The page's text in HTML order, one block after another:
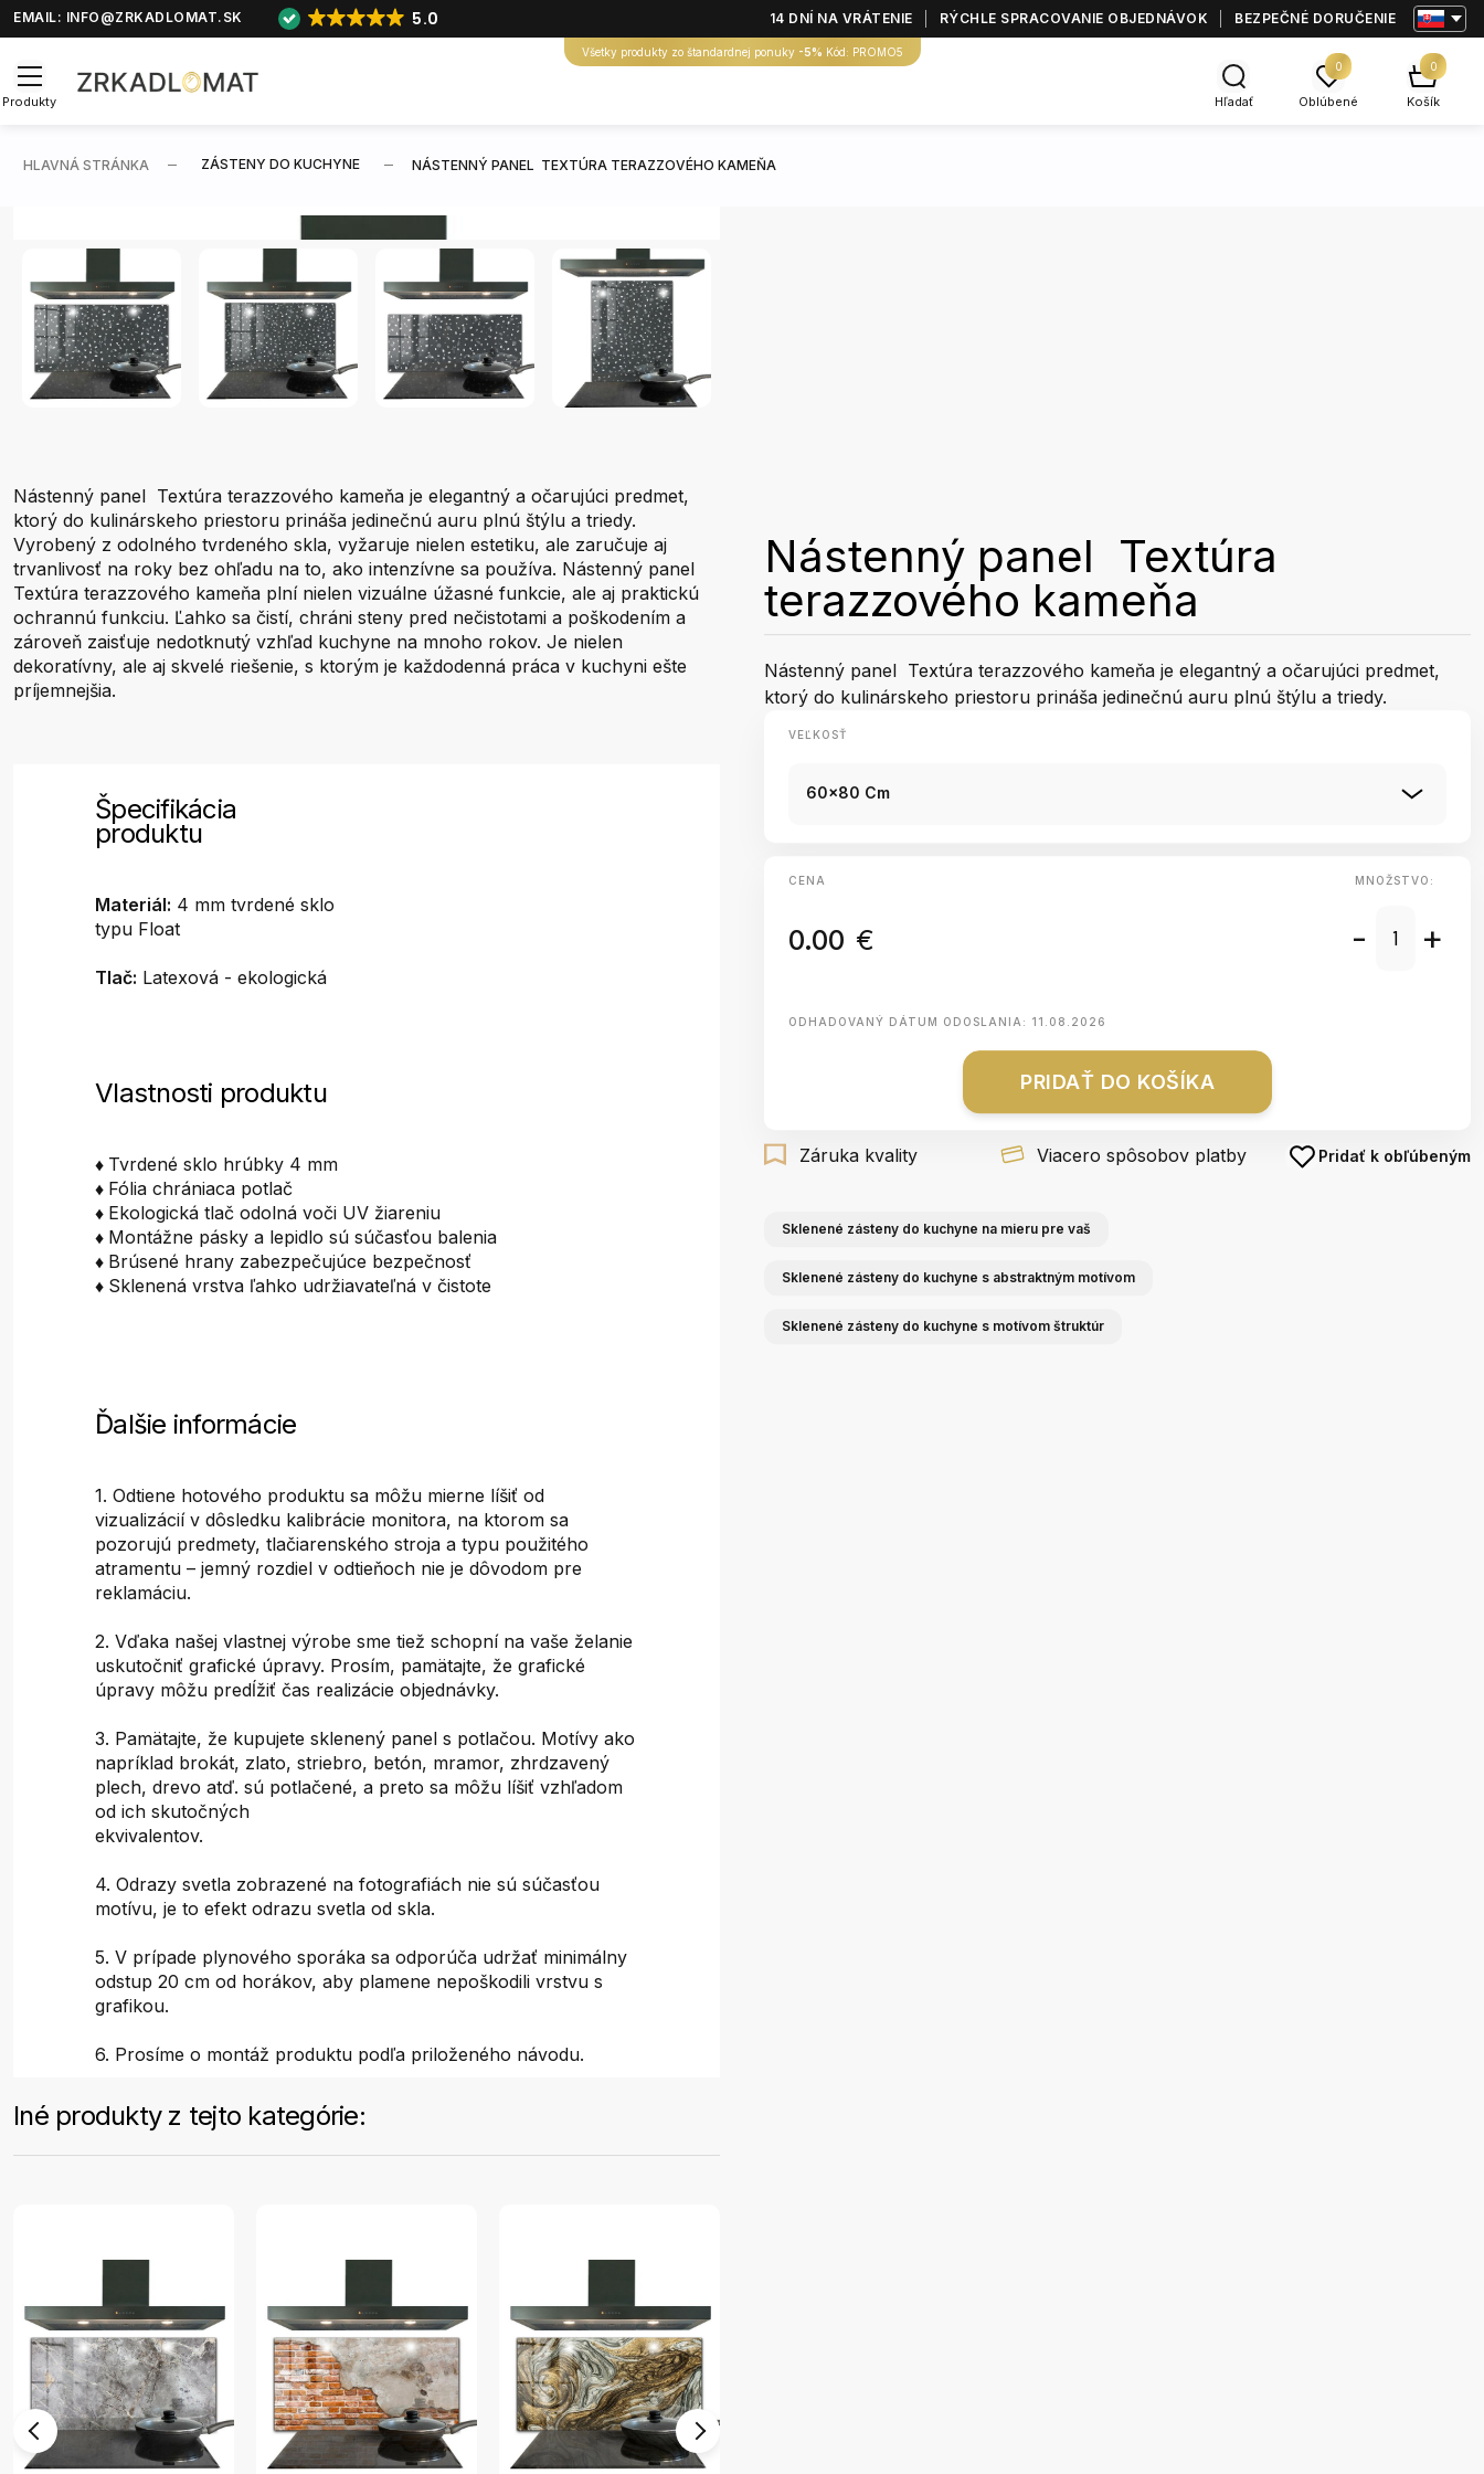
EMAIL: INFO@ZRKADLOMAT.SK 5.0 14 DNÍ NA VRÁTENIE RÝCHLE SPRACOVANIE OBJEDNÁVOK BEZPEČNÉ DORUČENIE
Všetky produkty zo štandardnej ponuky -5% Kód: PROMO5
Produkty Hľadať
0
Oblúbené
0
Košík
HLAVNÁ STRÁNKA ZÁSTENY DO KUCHYNE NÁSTENNÝ PANEL TEXTÚRA TERAZZOVÉHO KAMEŇA
Nástenný panel Textúra terazzového kameňa je elegantný a očarujúci predmet,
ktorý do kulinárskeho priestoru prináša jedinečnú auru plnú štýlu a triedy.
Vyrobený z odolného tvrdeného skla, vyžaruje nielen estetiku, ale zaručuje aj
trvanlivosť na roky bez ohľadu na to, ako intenzívne sa používa. Nástenný panel
Textúra terazzového kameňa plní nielen vizuálne úžasné funkcie, ale aj praktickú
ochrannú funkciu. Ľahko sa čistí, chráni steny pred nečistotami a poškodením a
zároveň zaisťuje nedotknutý vzhľad kuchyne na mnoho rokov. Je nielen
dekoratívny, ale aj skvelé riešenie, s ktorým je každodenná práca v kuchyni ešte
príjemnejšia.
Špecifikácia
produktu
Materiál: 4 mm tvrdené sklo
typu Float
Tlač: Latexová - ekologická
Vlastnosti produktu
♦ Tvrdené sklo hrúbky 4 mm
♦ Fólia chrániaca potlač
♦ Ekologická tlač odolná voči UV žiareniu
♦ Montážne pásky a lepidlo sú súčasťou balenia
♦ Brúsené hrany zabezpečujúce bezpečnosť
♦ Sklenená vrstva ľahko udržiavateľná v čistote
Ďalšie informácie
1. Odtiene hotového produktu sa môžu mierne líšiť od
vizualizácií v dôsledku kalibrácie monitora, na ktorom sa
pozorujú predmety, tlačiarenského stroja a typu použitého
atramentu – jemný rozdiel v odtieňoch nie je dôvodom pre
reklamáciu.
2. Vďaka našej vlastnej výrobe sme tiež schopní na vaše želanie
uskutočniť grafické úpravy. Prosím, pamätajte, že grafické
úpravy môžu predĺžiť čas realizácie objednávky.
3. Pamätajte, že kupujete sklenený panel s potlačou. Motívy ako
napríklad brokát, zlato, striebro, betón, mramor, zhrdzavený
plech, drevo atď. sú potlačené, a preto sa môžu líšiť vzhľadom
od ich skutočných
ekvivalentov.
4. Odrazy svetla zobrazené na fotografiách nie sú súčasťou
motívu, je to efekt odrazu svetla od skla.
5. V prípade plynového sporáka sa odporúča udržať minimálny
odstup 20 cm od horákov, aby plamene nepoškodili vrstvu s
grafikou.
6. Prosíme o montáž produktu podľa priloženého návodu.
Iné produkty z tejto kategórie:
Nástenný panel Textúra
terazzového kameňa
Nástenný panel Textúra terazzového kameňa je elegantný a očarujúci predmet,
ktorý do kulinárskeho priestoru prináša jedinečnú auru plnú štýlu a triedy.
VEĽKOSŤ
60x80 Cm
CENA
0.00 €
MNOŽSTVO:
- +
ODHADOVANÝ DÁTUM ODOSLANIA: 11.08.2026
PRIDAŤ DO KOŠÍKA
Záruka kvality Viacero spôsobov platby Pridať k obľúbeným
Sklenené zásteny do kuchyne na mieru pre vaš
Sklenené zásteny do kuchyne s abstraktným motívom
Sklenené zásteny do kuchyne s motívom štruktúr